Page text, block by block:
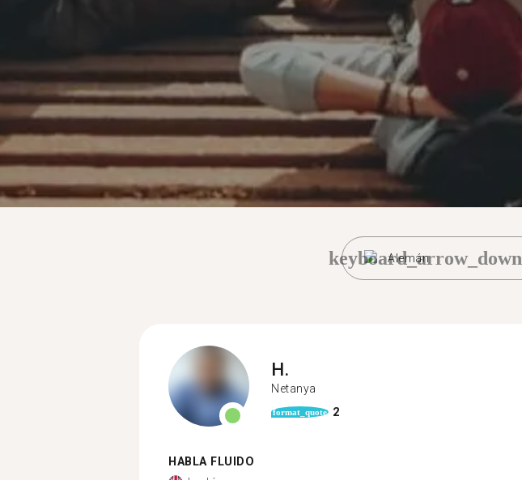
Alemán
keyboard_arrow_down
H.
Netanya
format_quote 2
HABLA FLUIDO